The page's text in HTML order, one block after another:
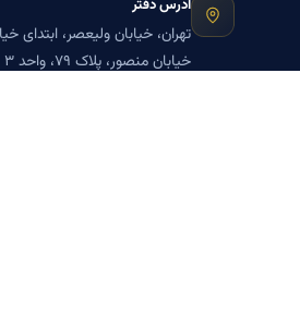
آدرس دفتر
تهران، خیابان ولیعصر، ابتدای
خیابان منصور، پلاک ۷۹، واحد ۳